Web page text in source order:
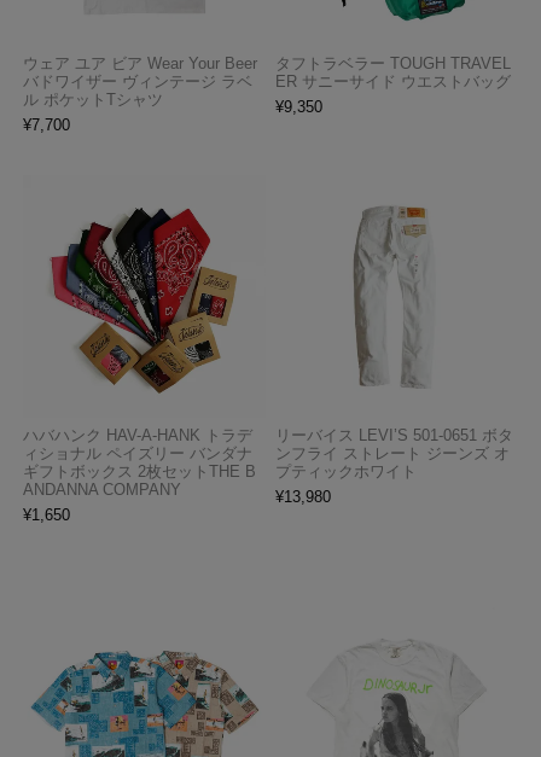
ウェア ユア ビア Wear Your Beer
バドワイザー ヴィンテージ ラベ
ル ポケットTシャツ
¥7,700
タフトラベラー TOUGH TRAVEL
ER サニーサイド ウエストバッグ
¥9,350
ハバハンク HAV-A-HANK トラデ
ィショナル ペイズリー バンダナ
ギフトボックス 2枚セットTHE B
ANDANNA COMPANY
¥1,650
リーバイス LEVI’S 501-0651 ボタ
ンフライ ストレート ジーンズ オ
プティックホワイト
¥13,980